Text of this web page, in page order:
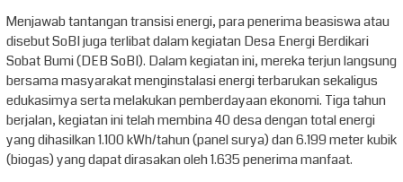
Menjawab tantangan transisi energi, para penerima beasiswa atau
disebut SoBI juga terlibat dalam kegiatan Desa Energi Berdikari
Sobat Bumi (DEB SoBI). Dalam kegiatan ini, mereka terjun langsung
bersama masyarakat menginstalasi energi terbarukan sekaligus
edukasimya serta melakukan pemberdayaan ekonomi. Tiga tahun
berjalan, kegiatan ini telah membina 40 desa dengan total energi
yang dihasilkan 1.100 kWh/tahun (panel surya) dan 6.199 meter kubik
(biogas) yang dapat dirasakan oleh 1.635 penerima manfaat.